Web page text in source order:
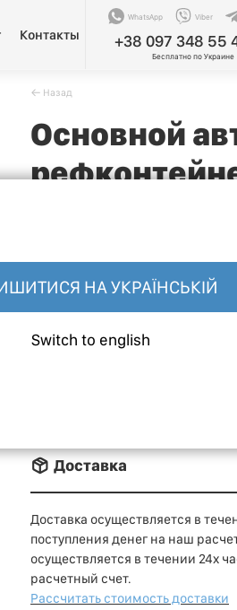
Контакты
WhatsApp Viber
+38 097 348 55
Бесплатно по Украине
НА УКРАЇНСЬКІЙ
Switch to english
􀄪 Назад
Основной
98$ -
􀐚 Доставка
Доставка осуществляется в
поступления денег на наш
осуществляется в течении 24х
расчетный счет.
Рассчитать стоимость доставки